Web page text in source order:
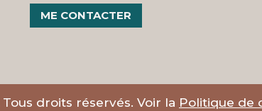
ME CONTACTER
droits réservés. Voir la Politique de